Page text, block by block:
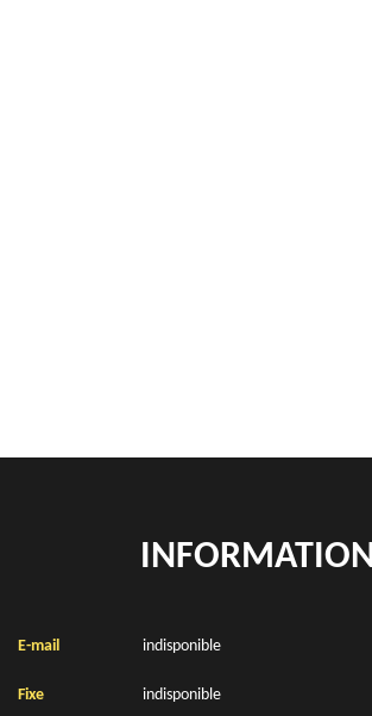
E-mail indisponible
Fixe indisponible